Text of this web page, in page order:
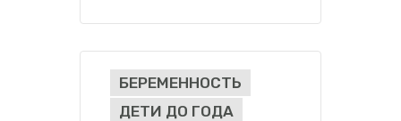
БЕРЕМЕННОСТЬ
ДЕТИ ДО ГОДА